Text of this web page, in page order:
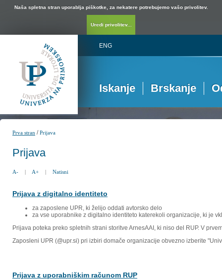
Naša spletna stran uporablja piškotke, za nekatere potrebujemo vašo privolitev.
Uredi privolitev...
ENG
Iskanje Brskanje
Prva stran /Prijava
Prijava
A- | A+ | Natisni
Prijava z digitalno identiteto
za zaposlene UPR, ki želijo oddati avtorsko delo
za vse uporabnike z digitalno identiteto katerekoli organizacije, ki je
Prijava poteka preko spletnih strani storitve ArnesAAI, ki niso del RUP. V
Zaposleni UPR (@upr.si) pri izbiri domače organizacije obvezno izberite
Prijava z uporabniškim računom RUP